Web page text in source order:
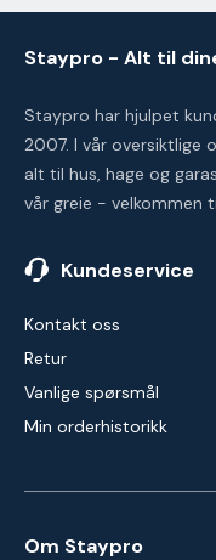
Staypro - Alt til
Staypro har hjulpet
2007. I vår oversiktlige
alt til hus, hage og
vår greie - velkommen
Kundeservice
Kontakt oss
Retur
Vanlige spørsmål
Min orderhistorikk
Om Staypro